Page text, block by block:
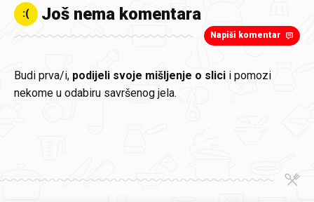
:( Još nema komentara
Napiši komentar
Budi prva/i, podijeli svoje mišljenje o slici i pomozi
nekome u odabiru savršenog jela.